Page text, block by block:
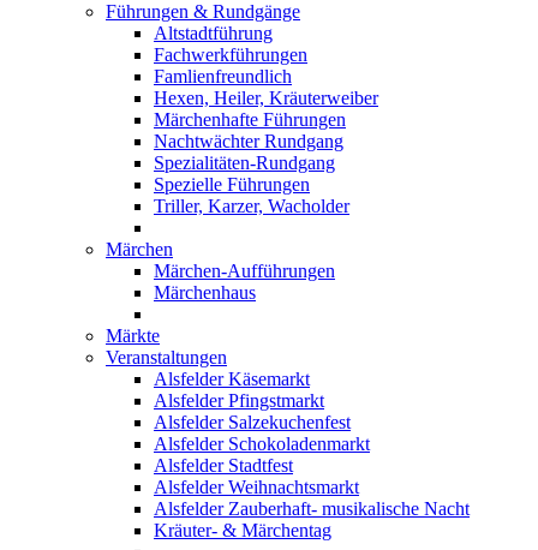
Führungen & Rundgänge
Altstadtführung
Fachwerkführungen
Famlienfreundlich
Hexen, Heiler, Kräuterweiber
Märchenhafte Führungen
Nachtwächter Rundgang
Spezialitäten-Rundgang
Spezielle Führungen
Triller, Karzer, Wacholder
Märchen
Märchen-Aufführungen
Märchenhaus
Märkte
Veranstaltungen
Alsfelder Käsemarkt
Alsfelder Pfingstmarkt
Alsfelder Salzekuchenfest
Alsfelder Schokoladenmarkt
Alsfelder Stadtfest
Alsfelder Weihnachtsmarkt
Alsfelder Zauberhaft- musikalische Nacht
Kräuter- & Märchentag